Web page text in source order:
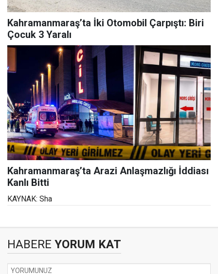
Kahramanmaraş’ta İki Otomobil Çarpıştı: Biri
Çocuk 3 Yaralı
Kahramanmaraş’ta Arazi Anlaşmazlığı İddiası
Kanlı Bitti
KAYNAK: Sha
HABERE YORUM KAT